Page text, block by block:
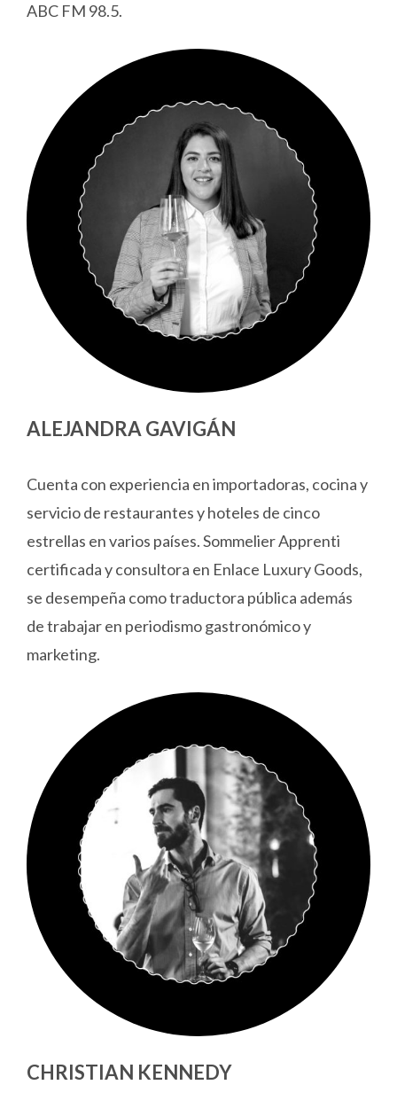
ABC FM 98.5.
ALEJANDRA GAVIGÁN
Cuenta con experiencia en importadoras, cocina y
servicio de restaurantes y hoteles de cinco
estrellas en varios países. Sommelier Apprenti
certificada y consultora en Enlace Luxury Goods,
se desempeña como traductora pública además
de trabajar en periodismo gastronómico y
marketing.
CHRISTIAN KENNEDY